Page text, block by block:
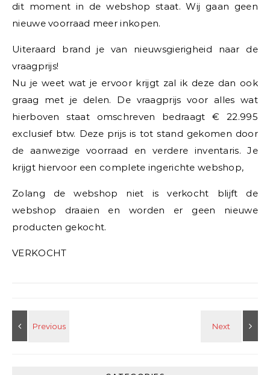
dit moment in de webshop staat. Wij gaan geen
nieuwe voorraad meer inkopen.
Uiteraard brand je van nieuwsgierigheid naar de
vraagprijs!
Nu je weet wat je ervoor krijgt zal ik deze dan ook
graag met je delen. De vraagprijs voor alles wat
hierboven staat omschreven bedraagt € 22.995
exclusief btw. Deze prijs is tot stand gekomen door
de aanwezige voorraad en verdere inventaris. Je
krijgt hiervoor een complete ingerichte webshop,
Zolang de webshop niet is verkocht blijft de
webshop draaien en worden er geen nieuwe
producten gekocht.
VERKOCHT